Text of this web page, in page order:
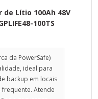
e tributos)
útil
Lítio 100Ah 48V
100TS
da PowerSafe)
ideal para
backup em locais
Atende